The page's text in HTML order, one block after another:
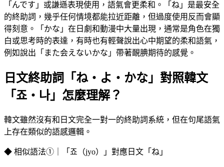
「んです」或謙遜表現使用，語氣會更柔和。「ね」是最安全
的終助詞，幾乎任何情境都能拉近距離，但過度使用反而會顯
得刻意。「かな」在日劇和動漫中大量出現，通常是角色在獨
白或思考時的表達，有時也有輕聲說出心中期望的柔和語氣，
例如說出「また会えないかな」帶著靦腆期待的感覺。
日文終助詞「ね・よ・かな」對照韓文
「죠・나」怎麼理解？
韓文雖然沒有和日文完全一對一的終助詞系統，但在句尾語氣
上存在類似的語感邏輯。
◆ 相似語法①｜「죠（jyo）」對應日文「ね」